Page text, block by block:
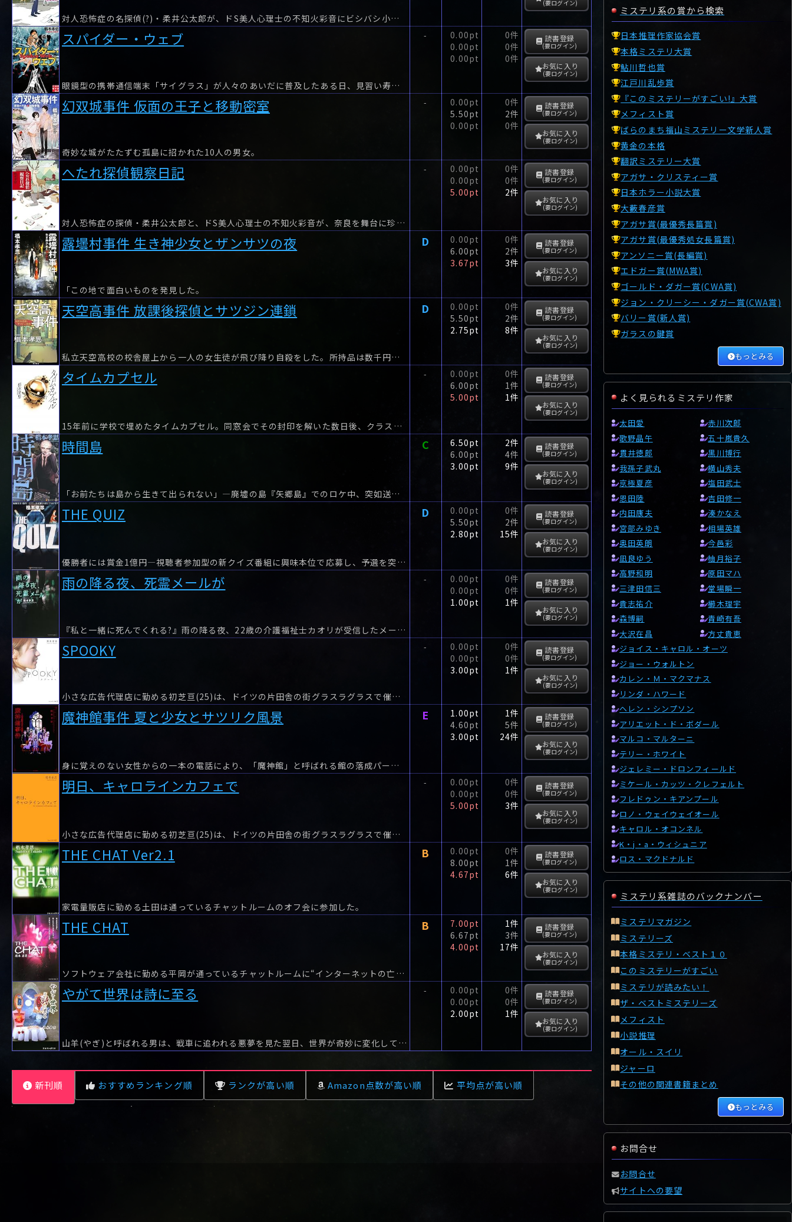
対人恐怖症の名探偵(?)・柔井公太郎が、ドS美人心理士の不知火彩音にビシバシ小突かれながら今日もオドオド謎を解く!でも、持ち込まれるのは「奈良の大仏を立って歩かせて欲しい」「大阪通天閣...
(要ログイン)
スパイダー・ウェブ
眼鏡型の携帯通信端末「サイグラス」が人々のあいだに普及したある日、見習い寿司職人・和泉淳がアイドルになった恋人の笹村灯里とデートすべく渋谷に向かっていると、謎の電話が入る。
-
0.00pt
0.00pt
0.00pt
0件
0件
0件
読書登録
(要ログイン)
お気に入り
(要ログイン)
幻双城事件 仮面の王子と移動密室
奇妙な城がたたずむ孤島に招かれた10人の男女。
-
0.00pt
5.50pt
0.00pt
0件
2件
0件
読書登録
(要ログイン)
お気に入り
(要ログイン)
へたれ探偵観察日記
対人恐怖症の探偵・柔井公太郎と、ドS美人心理士の不知火彩音が、奈良を舞台に珍事件を解決する! 「鹿に食べられた息子を探して」「制服が盗まれたのはなんで?」「国宝級の鉄剣を見つけて」など...
-
0.00pt
0.00pt
5.00pt
0件
0件
2件
読書登録
(要ログイン)
お気に入り
(要ログイン)
露壜村事件 生き神少女とザンサツの夜
「この地で面白いものを発見した。
D
0.00pt
6.00pt
3.67pt
0件
2件
3件
読書登録
(要ログイン)
お気に入り
(要ログイン)
天空高事件 放課後探偵とサツジン連鎖
私立天空高校の校舎屋上から一人の女生徒が飛び降り自殺をした。所持品は数千円の入ったサイフと、裏が紫色の小さな手鏡。
D
0.00pt
5.50pt
2.75pt
0件
2件
8件
読書登録
(要ログイン)
お気に入り
(要ログイン)
タイムカプセル
15年前に学校で埋めたタイムカプセル。同窓会でその封印を解いた数日後、クラスメイトの一人が刺殺体となって発見された。
-
0.00pt
6.00pt
5.00pt
0件
1件
1件
読書登録
(要ログイン)
お気に入り
(要ログイン)
時間島
「お前たちは島から生きて出られない」―廃墟の島『矢郷島』でのロケ中、突如送られてきた動画メール。
C
6.50pt
6.00pt
3.00pt
2件
4件
9件
読書登録
(要ログイン)
お気に入り
(要ログイン)
THE QUIZ
優勝者には賞金1億円―視聴者参加型の新クイズ番組に興味本位で応募し、予選を突破した笠間翔太と添川陽奈。
D
0.00pt
5.50pt
2.80pt
0件
2件
15件
読書登録
(要ログイン)
お気に入り
(要ログイン)
雨の降る夜、死霊メールが
『私と一緒に死んでくれる?』雨の降る夜、22歳の介護福祉士カオリが受信したメール。
-
0.00pt
0.00pt
1.00pt
0件
0件
1件
読書登録
(要ログイン)
お気に入り
(要ログイン)
SPOOKY
小さな広告代理店に勤める初芝亘(25)は、ドイツの片田舎の街グラスラグラスで催される魔女祭の取材に出かけた。
-
0.00pt
0.00pt
3.00pt
0件
0件
1件
読書登録
(要ログイン)
お気に入り
(要ログイン)
魔神館事件 夏と少女とサツリク風景
身に覚えのない女性からの一本の電話により、「魔神館」と呼ばれる館の落成パーティーに参加することになった高校生・白鷹黒彦。
E
1.00pt
4.60pt
3.00pt
1件
5件
24件
読書登録
(要ログイン)
お気に入り
(要ログイン)
明日、キャロラインカフェで
小さな広告代理店に勤める初芝亘(25)は、ドイツの片田舎の街グラスラグラスで催される魔女祭の取材に出かけた。
-
0.00pt
0.00pt
5.00pt
0件
0件
3件
読書登録
(要ログイン)
お気に入り
(要ログイン)
THE CHAT Ver2.1
家電量販店に勤める土田は通っているチャットルームのオフ会に参加した。
B
0.00pt
8.00pt
4.67pt
0件
1件
6件
読書登録
(要ログイン)
お気に入り
(要ログイン)
THE CHAT
ソフトウェア会社に勤める平岡が通っているチャットルームに“インターネットの亡霊”を名乗る者が現れた。
B
7.00pt
6.67pt
4.00pt
1件
3件
17件
読書登録
(要ログイン)
お気に入り
(要ログイン)
やがて世界は詩に至る
山羊(やぎ)と呼ばれる男は、戦車に追われる悪夢を見た翌日、世界が奇妙に変化している事に気付いた。
-
0.00pt
0.00pt
2.00pt
0件
0件
1件
読書登録
(要ログイン)
お気に入り
(要ログイン)
新刊順 おすすめランキング順 ランクが高い順 Amazon点数が高い順 平均点が高い順
ミステリ系の賞から検索
日本推理作家協会賞
本格ミステリ大賞
鮎川哲也賞
江戸川乱歩賞
『このミステリーがすごい!』大賞
メフィスト賞
ばらのまち福山ミステリー文学新人賞
黄金の本格
翻訳ミステリー大賞
アガサ・クリスティー賞
日本ホラー小説大賞
大藪春彦賞
アガサ賞(最優秀長篇賞)
アガサ賞(最優秀処女長篇賞)
アンソニー賞(長編賞)
エドガー賞(MWA賞)
ゴールド・ダガー賞(CWA賞)
ジョン・クリーシー・ダガー賞(CWA賞)
バリー賞(新人賞)
ガラスの鍵賞
もっとみる
よく見られるミステリ作家
太田愛
赤川次郎
歌野晶午
五十嵐貴久
貫井徳郎
黒川博行
我孫子武丸
横山秀夫
京極夏彦
塩田武士
恩田陸
吉田修一
内田康夫
湊かなえ
宮部みゆき
相場英雄
奥田英朗
今邑彩
凪良ゆう
柚月裕子
高野和明
原田マハ
三津田信三
堂場瞬一
貴志祐介
櫛木理宇
森博嗣
青崎有吾
大沢在昌
方丈貴恵
ジョイス・キャロル・オーツ
ジョー・ウォルトン
カレン・Ｍ・マクマナス
リンダ・ハワード
ヘレン・シンプソン
アリエット・ド・ボダール
マルコ・マルターニ
テリー・ホワイト
ジェレミー・ドロンフィールド
ミケール・カッツ・クレフェルト
フレドゥン・キアンプール
ロノ・ウェイウェイオール
キャロル・オコンネル
K・j・a・ウィシュニア
ロス・マクドナルド
ミステリ系雑誌のバックナンバー
ミステリマガジン
ミステリーズ
本格ミステリ・ベスト１０
このミステリーがすごい
ミステリが読みたい！
ザ・ベストミステリーズ
メフィスト
小説推理
オール・スイリ
ジャーロ
その他の関連書籍まとめ
もっとみる
お問合せ
お問合せ
サイトへの要望